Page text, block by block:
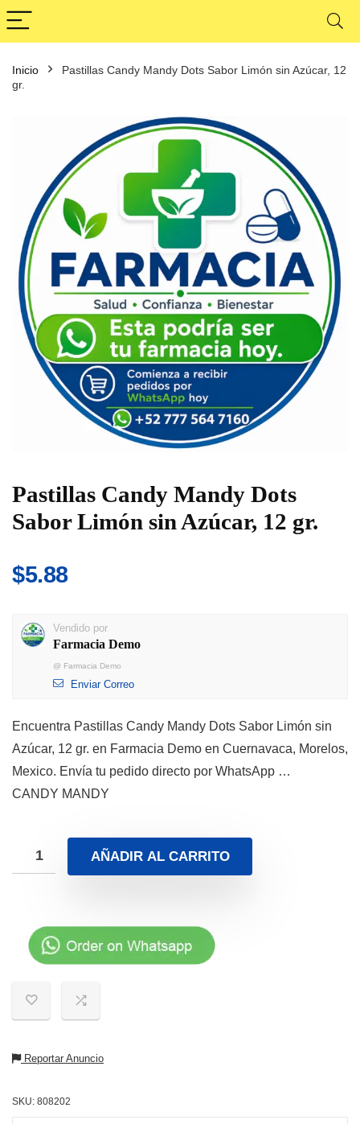
Inicio
Pastillas Candy Mandy Dots Sabor Limón sin Azúcar, 12
gr.
Pastillas Candy Mandy Dots
Sabor Limón sin Azúcar, 12 gr.
$5.88
Vendido por
Farmacia Demo
@ Farmacia Demo
Enviar Correo
Encuentra Pastillas Candy Mandy Dots Sabor Limón sin
Azúcar, 12 gr. en Farmacia Demo en Cuernavaca, Morelos,
Mexico. Envía tu pedido directo por WhatsApp …
CANDY MANDY
AÑADIR AL CARRITO
Reportar Anuncio
SKU: 808202